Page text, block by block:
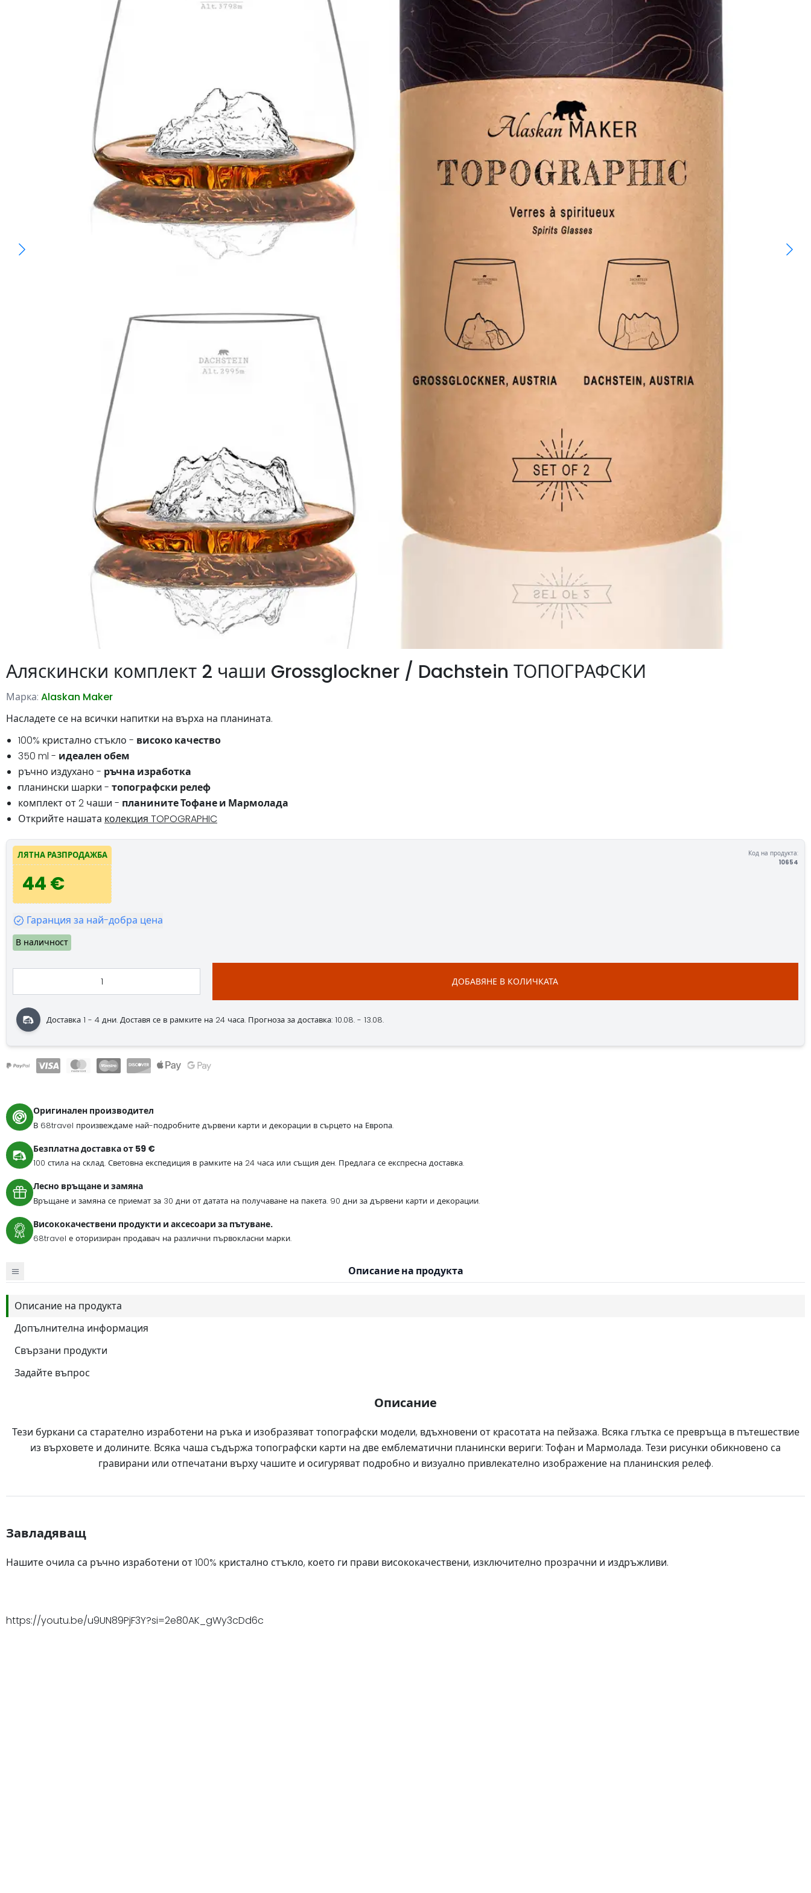
Аляскински комплект 2 чаши Grossglockner / Dachstein ТОПОГРАФСКИ
Марка: Alaskan Maker
Насладете се на всички напитки на върха на планината.
100% кристално стъкло - високо качество
350 ml - идеален обем
ръчно издухано - ръчна изработка
планински шарки - топографски релеф
комплект от 2 чаши - планините Тофане и Мармолада
Открийте нашата колекция TOPOGRAPHIC
ЛЯТНА РАЗПРОДАЖБА
44 €
Код на продукта:
10654
Гаранция за най-добра цена
В наличност
ДОБАВЯНЕ В КОЛИЧКАТА
Доставка 1 - 4 дни. Доставя се в рамките на 24 часа. Прогноза за доставка: 10.08. - 13.08.
Оригинален производител
В 68travel произвеждаме най-подробните дървени карти и декорации в сърцето на Европа.
Безплатна доставка от 59 €
100 стила на склад. Световна експедиция в рамките на 24 часа или същия ден. Предлага се експресна доставка.
Лесно връщане и замяна
Връщане и замяна се приемат за 30 дни от датата на получаване на пакета. 90 дни за дървени карти и декорации.
Висококачествени продукти и аксесоари за пътуване.
68travel е оторизиран продавач на различни първокласни марки.
Описание на продукта
Описание на продукта
Допълнителна информация
Свързани продукти
Задайте въпрос
Описание
Тези буркани са старателно изработени на ръка и изобразяват топографски модели, вдъхновени от красотата на пейзажа. Всяка глътка се превръща в пътешествие
из върховете и долините. Всяка чаша съдържа топографски карти на две емблематични планински вериги: Тофан и Мармолада. Тези рисунки обикновено са
гравирани или отпечатани върху чашите и осигуряват подробно и визуално привлекателно изображение на планинския релеф.
Завладяващ
Нашите очила са ръчно изработени от 100% кристално стъкло, което ги прави висококачествени, изключително прозрачни и издръжливи.
https://youtu.be/u9UN89PjF3Y?si=2e80AK_gWy3cDd6c